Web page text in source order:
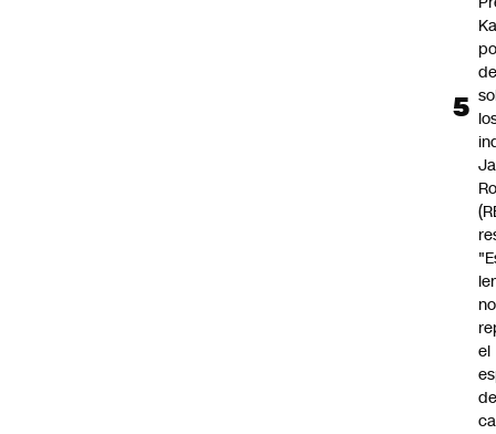
no
el